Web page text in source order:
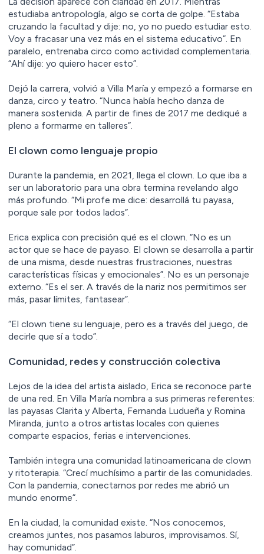
estudiaba antropología, algo se corta de golpe. “Estaba
cruzando la facultad y dije: no, yo no puedo estudiar esto.
Voy a fracasar una vez más en el sistema educativo”. En
paralelo, entrenaba circo como actividad complementaria.
“Ahí dije: yo quiero hacer esto”.
Dejó la carrera, volvió a Villa María y empezó a formarse en
danza, circo y teatro. “Nunca había hecho danza de
manera sostenida. A partir de fines de 2017 me dediqué a
pleno a formarme en talleres”.
El clown como lenguaje propio
Durante la pandemia, en 2021, llega el clown. Lo que iba a
ser un laboratorio para una obra termina revelando algo
más profundo. “Mi profe me dice: desarrollá tu payasa,
porque sale por todos lados”.
Erica explica con precisión qué es el clown. “No es un
actor que se hace de payaso. El clown se desarrolla a partir
de una misma, desde nuestras frustraciones, nuestras
características físicas y emocionales”. No es un personaje
externo. “Es el ser. A través de la nariz nos permitimos ser
más, pasar límites, fantasear”.
“El clown tiene su lenguaje, pero es a través del juego, de
decirle que sí a todo”.
Comunidad, redes y construcción colectiva
Lejos de la idea del artista aislado, Erica se reconoce parte
de una red. En Villa María nombra a sus primeras referentes:
las payasas Clarita y Alberta, Fernanda Ludueña y Romina
Miranda, junto a otros artistas locales con quienes
comparte espacios, ferias e intervenciones.
También integra una comunidad latinoamericana de clown
y ritoterapia. “Crecí muchísimo a partir de las comunidades.
Con la pandemia, conectarnos por redes me abrió un
mundo enorme”.
En la ciudad, la comunidad existe. “Nos conocemos,
creamos juntes, nos pasamos laburos, improvisamos. Sí,
hay comunidad”.